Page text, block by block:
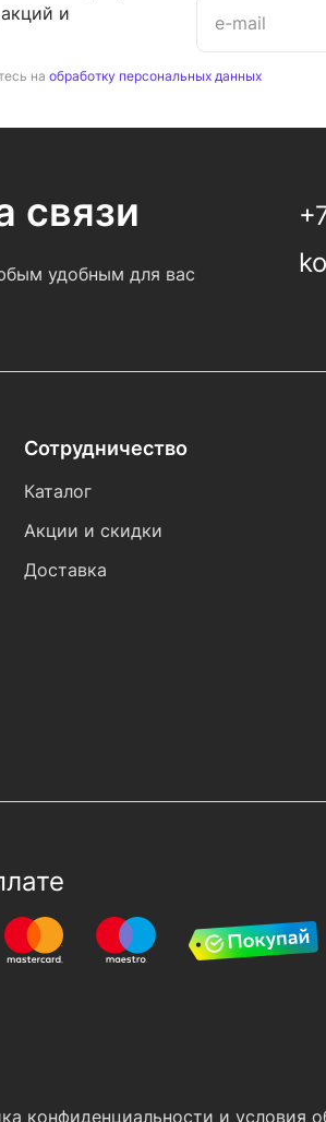
и
на обработку персональных данных
связи
удобным для вас
Сотрудничество
Каталог
Акции и скидки
Доставка
конфиденциальности и условия